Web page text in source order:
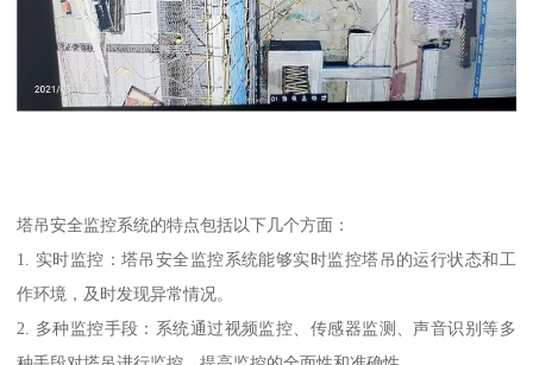
塔吊安全监控系统的特点包括以下几个方面：
1. 实时监控：塔吊安全监控系统能够实时监控塔吊的运行状态和工
作环境，及时发现异常情况。
2. 多种监控手段：系统通过视频监控、传感器监测、声音识别等多